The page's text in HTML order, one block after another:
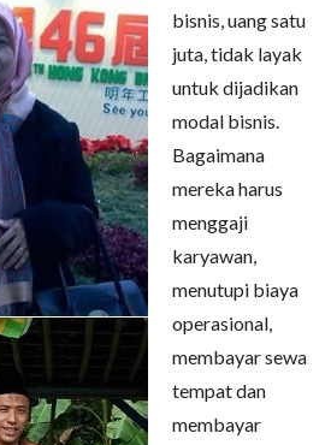
bisnis, uang satu
juta, tidak layak
untuk dijadikan
modal bisnis.
Bagaimana
mereka harus
menggaji
karyawan,
menutupi biaya
operasional,
membayar sewa
tempat dan
membayar